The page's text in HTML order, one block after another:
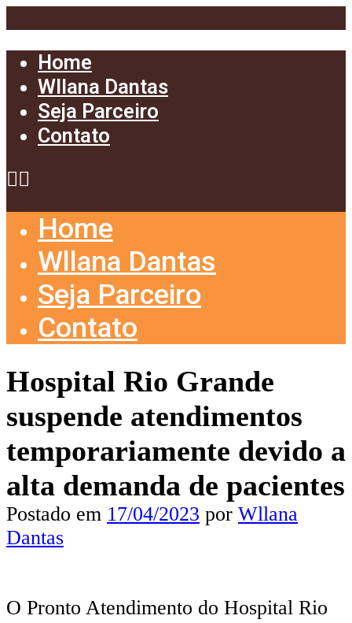
Home
Wllana Dantas
Seja Parceiro
Contato
Home
Wllana Dantas
Seja Parceiro
Contato
Hospital Rio Grande
suspende atendimentos
temporariamente devido a
alta demanda de pacientes
Postado em 17/04/2023 por Wllana
Dantas
O Pronto Atendimento do Hospital Rio